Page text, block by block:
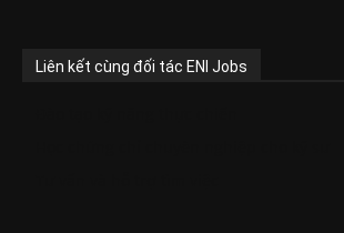
Liên kết cùng đối tác ENI Jobs